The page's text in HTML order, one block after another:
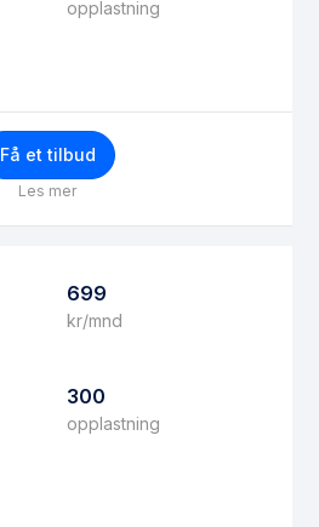
opplastning
Få et tilbud
Les mer
699
kr/mnd
300
opplastning